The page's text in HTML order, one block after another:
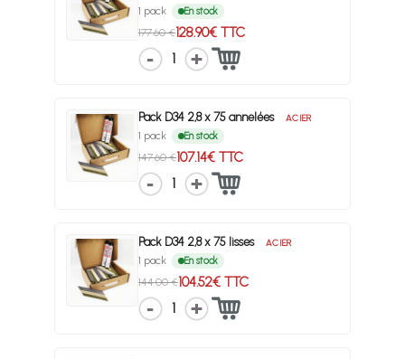
1 pack En stock
177.60 €128.90€ TTC
1
Pack D34 2,8 x 75 annelées ACIER
1 pack En stock
147.60 €107.14€ TTC
1
Pack D34 2,8 x 75 lisses ACIER
1 pack En stock
144.00 €104.52€ TTC
1